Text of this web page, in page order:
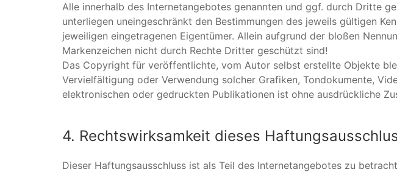
Alle innerhalb des Internetangebotes genannten und ggf. durch Dritte
unterliegen uneingeschränkt den Bestimmungen des jeweils gültigen
jeweiligen eingetragenen Eigentümer. Allein aufgrund der bloßen
Markenzeichen nicht durch Rechte Dritter geschützt sind!
Das Copyright für veröffentlichte, vom Autor selbst erstellte Objekte
Vervielfältigung oder Verwendung solcher Grafiken, Tondokumente,
elektronischen oder gedruckten Publikationen ist ohne ausdrückliche
4. Rechtswirksamkeit dieses
Dieser Haftungsausschluss ist als Teil des Internetangebotes zu